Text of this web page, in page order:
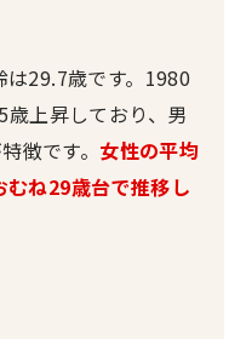
29.7歳です。1980
上昇しており、男
徴です。 女性の平均
ね29歳台で推移し